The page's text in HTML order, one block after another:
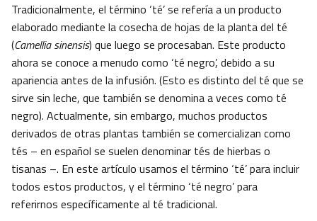
Tradicionalmente, el término ‘té’ se refería a un producto
elaborado mediante la cosecha de hojas de la planta del té
(Camellia sinensis) que luego se procesaban. Este producto
ahora se conoce a menudo como ‘té negro’, debido a su
apariencia antes de la infusión. (Esto es distinto del té que se
sirve sin leche, que también se denomina a veces como té
negro). Actualmente, sin embargo, muchos productos
derivados de otras plantas también se comercializan como
tés – en español se suelen denominar tés de hierbas o
tisanas –. En este artículo usamos el término ‘té’ para incluir
todos estos productos, y el término ‘té negro’ para
referirnos específicamente al té tradicional.